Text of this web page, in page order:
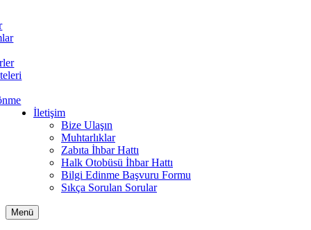
İletişim
Bize Ulaşın
Muhtarlıklar
Zabıta İhbar Hattı
Halk Otobüsü İhbar Hattı
Bilgi Edinme Başvuru Formu
Sıkça Sorulan Sorular
Menü